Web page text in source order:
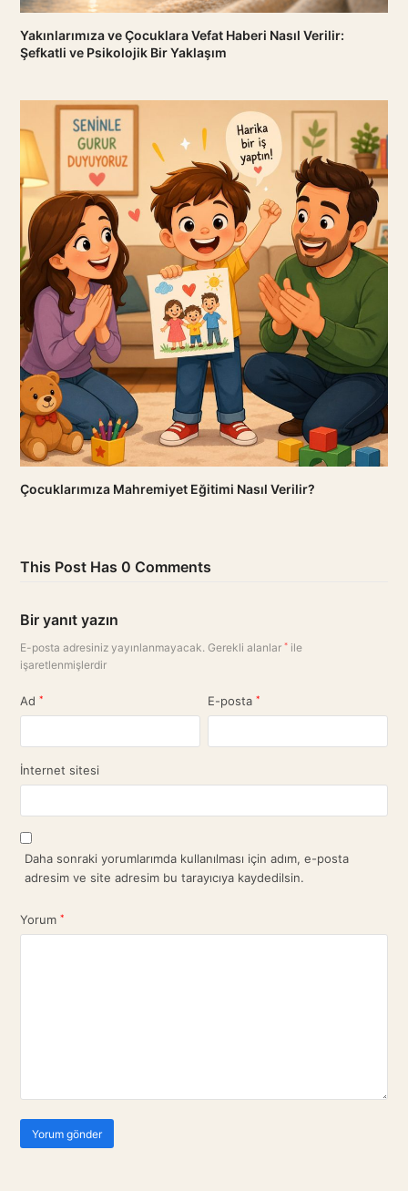
Yakınlarımıza ve Çocuklara Vefat Haberi Nasıl Verilir:
Şefkatli ve Psikolojik Bir Yaklaşım
Çocuklarımıza Mahremiyet Eğitimi Nasıl Verilir?
This Post Has 0 Comments
Bir yanıt yazın
E-posta adresiniz yayınlanmayacak. Gerekli alanlar* ile
işaretlenmişlerdir
Ad* E-posta*
İnternet sitesi
Daha sonraki yorumlarımda kullanılması için adım, e-posta
adresim ve site adresim bu tarayıcıya kaydedilsin.
Yorum*